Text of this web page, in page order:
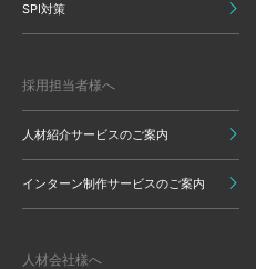
SPI対策
採用担当者様へ
人材紹介サービスのご案内
インターン制作サービスのご案内
人材会社様へ